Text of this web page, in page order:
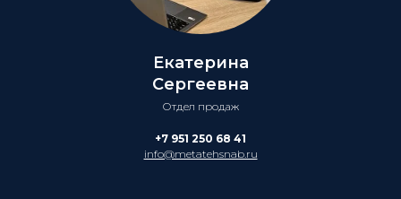
Екатерина
Сергеевна
Отдел продаж
+7 951 250 68 41
info@metatehsnab.ru